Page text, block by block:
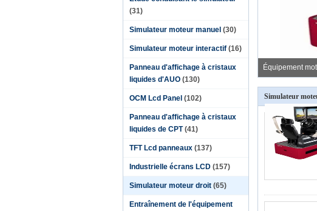
(31)
Simulateur moteur manuel (30)
Simulateur moteur interactif (16)
Panneau d'affichage à cristaux
liquides d'AUO (130)
OCM Lcd Panel (102)
Panneau d'affichage à cristaux
liquides de CPT (41)
TFT Lcd panneaux (137)
Industrielle écrans LCD (157)
Simulateur moteur droit (65)
Entraînement de l'équipement
Équipement
Simulateur